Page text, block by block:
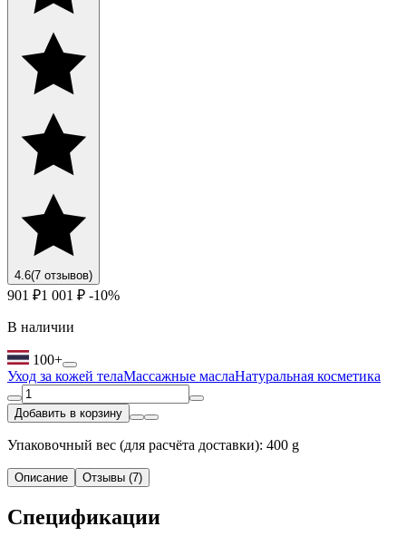
4.6(7 отзывов)
901 ₽1 001 ₽ -10%
В наличии
100+
Уход за кожей телаМассажные маслаНатуральная косметика
Добавить в корзину
Упаковочный вес (для расчёта доставки): 400 g
Описание Отзывы (7)
Cпецификации